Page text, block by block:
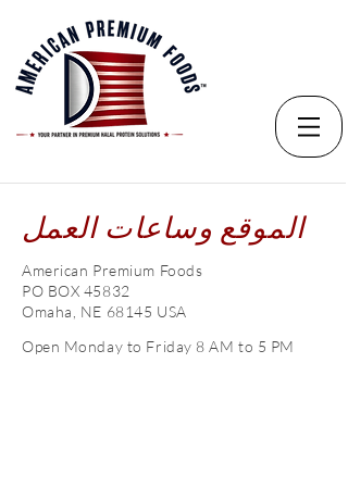
الموقع وساعات العمل
American Premium Foods
PO BOX 45832
Omaha, NE 68145 USA
Open Monday to Friday 8 AM to 5 PM